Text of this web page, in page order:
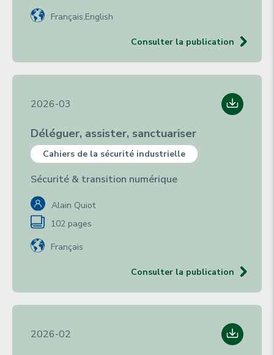
Français English
Consulter la publication
2026-03
Déléguer, assister, sanctuariser
Cahiers de la sécurité industrielle
Sécurité & transition numérique
Alain Quiot
102 pages
Français
Consulter la publication
2026-02